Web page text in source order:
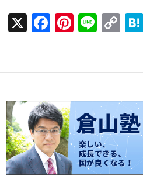
X
F
b
o
o
k
Pi
es
t
Li
C
y
Li
n
k